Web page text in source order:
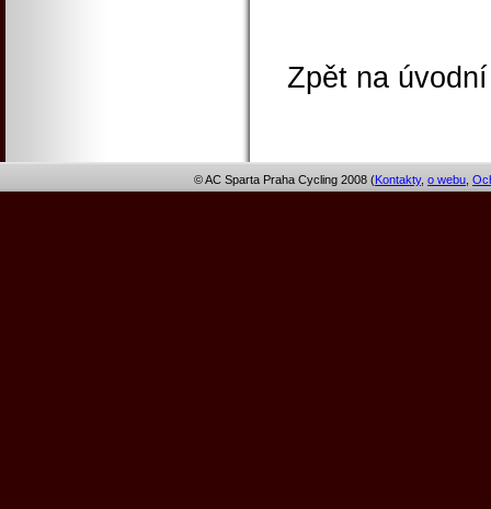
Zpět na
© AC Sparta Praha Cycling 2008 (Kontakty, o webu